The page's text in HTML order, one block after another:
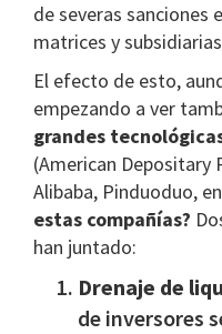
de severas sanciones
matrices y
El efecto de esto,
empezando a ver
grandes
(American Depositary
Alibaba, Pinduoduo,
estas compañías?
han juntado:
Drenaje de
de inversores